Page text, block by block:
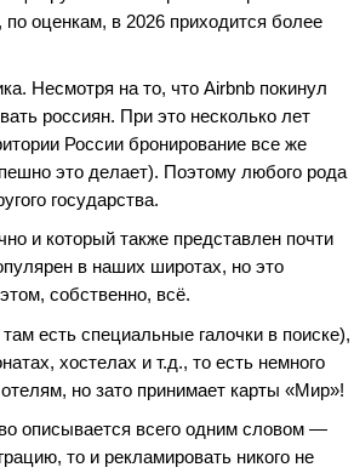
оценкам, в 2026 приходится более
Несмотря на то, что Airbnb покинул
россиян. При это несколько лет
России бронирование все же
это делает). Поэтому любого рода
государства.
и который также представлен почти
в наших широтах, но это
собственно, всё.
есть специальные галочки в поиске),
хостелах и т.д., то есть немного
но зато принимает карты «Мир»!
описывается всего одним словом —
то и рекламировать никого не